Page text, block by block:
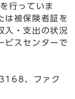
行っていま
は被保険者証を
入・支出の状況
ビスセンターで
、ファク